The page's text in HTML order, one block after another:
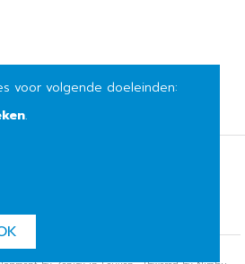
mijn moeder • Alle rechten voorbehouden
voor volgende doeleinden:
.